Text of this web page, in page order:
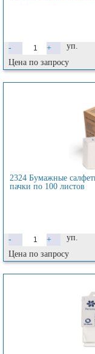
- +
уп.
Цена по запросу
2324 Бумажные
пачки по 100 листов
- +
уп.
Цена по запросу